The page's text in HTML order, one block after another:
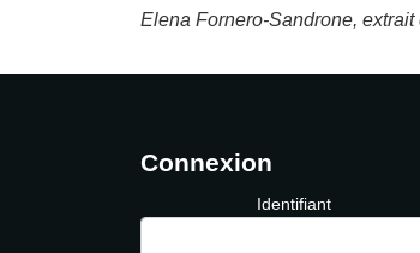
Elena Fornero-Sandrone,
Connexion
Identifiant